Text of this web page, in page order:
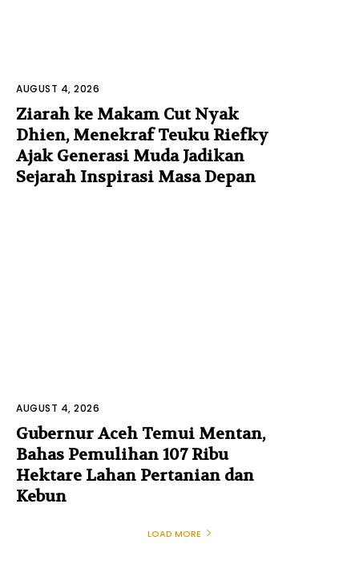
AUGUST 4, 2026
Ziarah ke Makam Cut Nyak
Dhien, Menekraf Teuku Riefky
Ajak Generasi Muda Jadikan
Sejarah Inspirasi Masa Depan
AUGUST 4, 2026
Gubernur Aceh Temui Mentan,
Bahas Pemulihan 107 Ribu
Hektare Lahan Pertanian dan
Kebun
LOAD MORE